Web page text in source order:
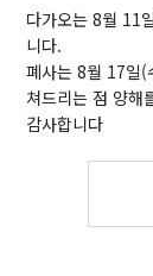
다가오는 8월 11
니다.
폐사는 8월 17일(
쳐드리는 점 양해
감사합니다